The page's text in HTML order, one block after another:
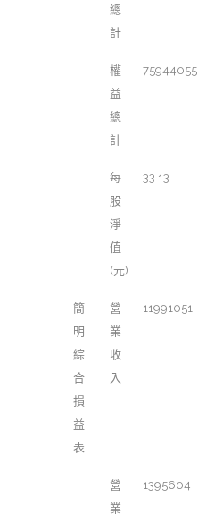
總
計
權
益
總
計
75944055
每
股
淨
值
(元)
33.13
簡
明
綜
合
損
益
表
營
業
收
入
11991051
營
業
1395604